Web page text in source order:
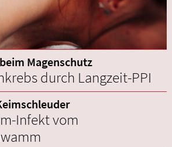
Magenschutz
durch Langzeit-PPI
Infekt vom